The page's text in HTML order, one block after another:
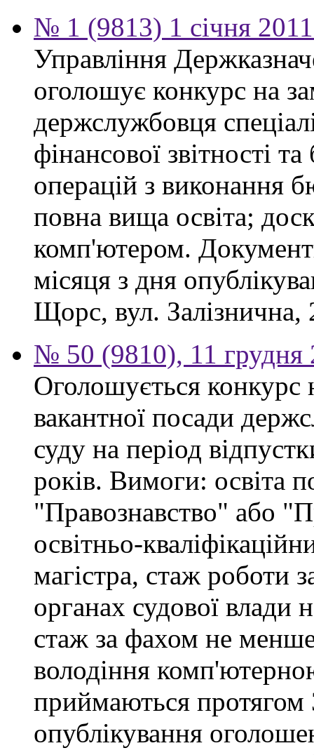
№ 1 (9813) 1 січня
Управління
оголошує конкурс на
держслужбовця
фінансової звітності
операцій з виконання
повна вища освіта;
комп'ютером.
місяця з дня
Щорс, вул. Залізнична,
№ 50 (9810), 11 грудня
Оголошується конкурс
вакантної посади
суду на період
років. Вимоги: освіта
"Правознавство" або
освітньо-
магістра, стаж роботи
органах судової влади
стаж за фахом не
володіння
приймаються протягом
опублікування